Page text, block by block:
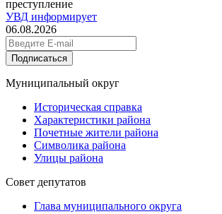
преступление
УВД информирует
06.08.2026
Подписаться
Муниципальный округ
Историческая справка
Характеристики района
Почетные жители района
Символика района
Улицы района
Совет депутатов
Глава муниципального округа